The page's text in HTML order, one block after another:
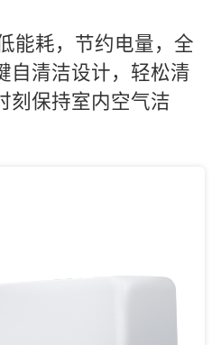
能耗，节约电量，全
自清洁设计，轻松清
刻保持室内空气洁